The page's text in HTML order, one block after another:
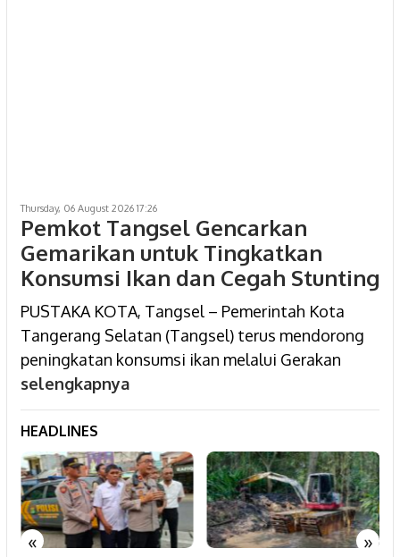
Thursday, 06 August 2026 17:26
Pemkot Tangsel Gencarkan
Gemarikan untuk Tingkatkan
Konsumsi Ikan dan Cegah Stunting
PUSTAKA KOTA, Tangsel – Pemerintah Kota
Tangerang Selatan (Tangsel) terus mendorong
peningkatan konsumsi ikan melalui Gerakan
selengkapnya
HEADLINES
« »